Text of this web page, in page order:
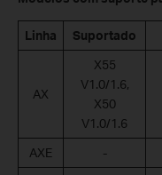
Linha Suportado
AX
X55
V1.0/1.6,
X50
V1.0/1.6
AXE -